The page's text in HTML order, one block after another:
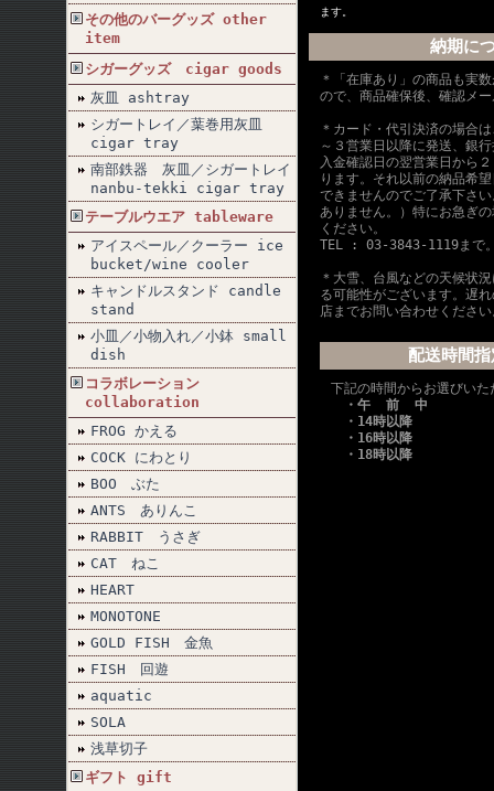
その他のバーグッズ other
item
シガーグッズ cigar goods
灰皿 ashtray
シガートレイ／葉巻用灰皿
cigar tray
南部鉄器 灰皿／シガートレイ
nanbu-tekki cigar tray
テーブルウエア tableware
アイスペール／クーラー ice
bucket/wine cooler
キャンドルスタンド candle
stand
小皿／小物入れ／小鉢 small
dish
コラボレーション
collaboration
FROG かえる
COCK にわとり
BOO ぶた
ANTS ありんこ
RABBIT うさぎ
CAT ねこ
HEART
MONOTONE
GOLD FISH 金魚
FISH 回遊
aquatic
SOLA
浅草切子
ギフト gift
ます。
納期に
＊「在庫あり」の商品も実
ので、商品確保後、確認メ
＊カード・代引決済の場合
～３営業日以降に発送、銀
入金確認日の翌営業日から
ります。それ以前の納品希
できませんのでご了承下さ
ありません。）特にお急ぎ
ください。
TEL : 03-3843-1119まで
＊大雪、台風などの天候状
る可能性がございます。遅
店までお問い合わせくださ
配送時間
下記の時間からお選びいた
・午 前 中
・14時以降
・16時以降
・18時以降